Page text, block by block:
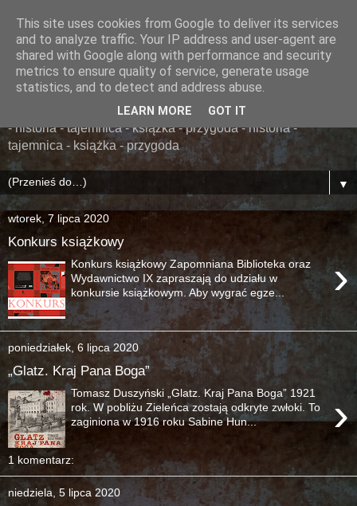
......... ZAPOMNIANA
BIBLIOTEKA ........
książka - przygoda - historia - tajemnica - książka - przygoda
- historia - tajemnica - książka - przygoda - historia -
tajemnica - książka - przygoda
▼
wtorek, 7 lipca 2020
Konkurs książkowy
›
Konkurs książkowy Zapomniana Biblioteka oraz
Wydawnictwo IX zapraszają do udziału w
konkursie książkowym. Aby wygrać egze...
poniedziałek, 6 lipca 2020
„Glatz. Kraj Pana Boga”
›
Tomasz Duszyński „Glatz. Kraj Pana Boga” 1921
rok. W pobliżu Zieleńca zostają odkryte zwłoki. To
zaginiona w 1916 roku Sabine Hun...
1 komentarz:
niedziela, 5 lipca 2020
This site uses cookies from Google to deliver its services
and to analyze traffic. Your IP address and user-agent are
shared with Google along with performance and security
metrics to ensure quality of service, generate usage
statistics, and to detect and address abuse.
LEARN MORE GOT IT